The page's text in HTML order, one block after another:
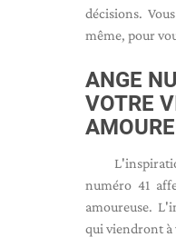
décisions.
même, pour
ANGE
VOTRE
numéro 41
amoureuse.
qui viendront